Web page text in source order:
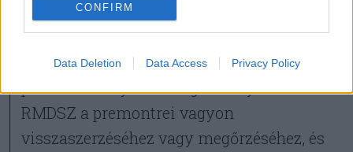
CONFIRM
Data Deletion Data Access Privacy Policy
minden önzetlen segítséget és támogatást.
Ezért a tisztán látás érdekében jó lenne
tudni, hogy az elmúlt évtizedekben
pontosan milyen támogatást ajánlott fel az
RMDSZ a premontrei vagyon
visszaszerzéséhez vagy megőrzéséhez, és